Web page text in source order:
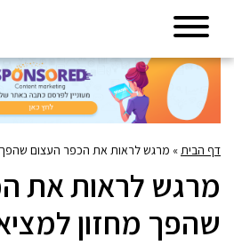
דף הבית» מרגש לראות את הכפר העצום שהפך
מרגש לראות את
שהפך מחזון